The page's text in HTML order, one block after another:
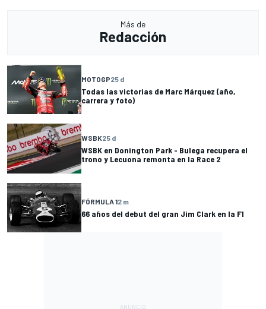
Más de
Redacción
MOTOGP25 d
Todas las victorias de Marc Márquez (año,
carrera y foto)
WSBK25 d
WSBK en Donington Park - Bulega recupera el
trono y Lecuona remonta en la Race 2
FÓRMULA 12 m
66 años del debut del gran Jim Clark en la F1